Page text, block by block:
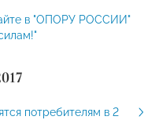
в "ОПОРУ РОССИИ"
потребителям в 2